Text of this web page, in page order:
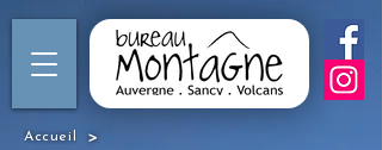
Accueil >